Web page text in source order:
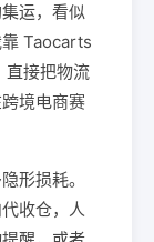
运，看似
Taocarts
直接把物流
境电商赛
形损耗。
收仓，人